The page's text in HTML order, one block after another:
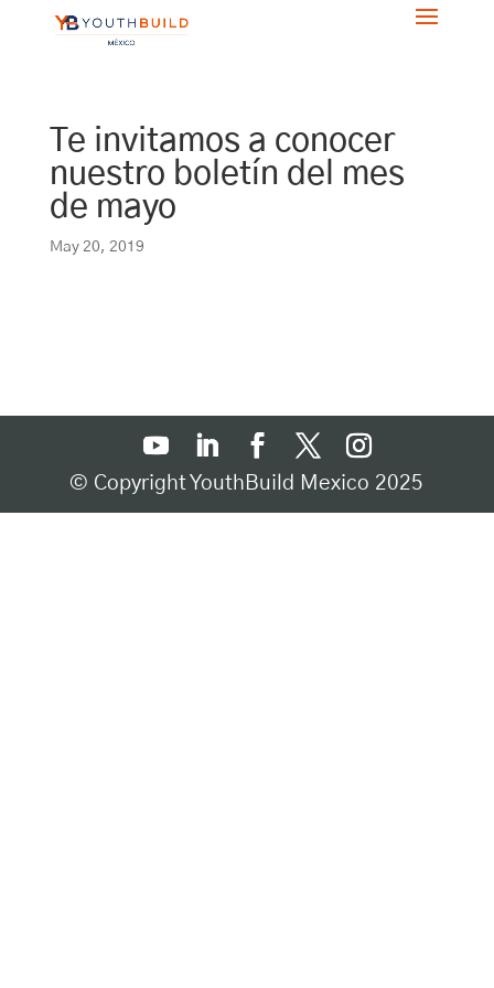
Te invitamos a conocer
nuestro boletín del mes
de mayo
May 20, 2019
© Copyright YouthBuild Mexico 2025